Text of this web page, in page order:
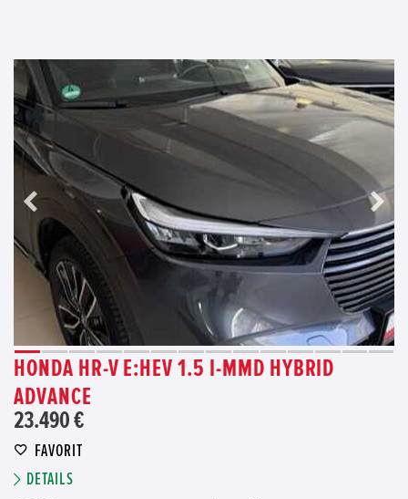
HONDA HR-V E:HEV 1.5 I-MMD HYBRID
ADVANCE
23.490 €
FAVORIT
DETAILS